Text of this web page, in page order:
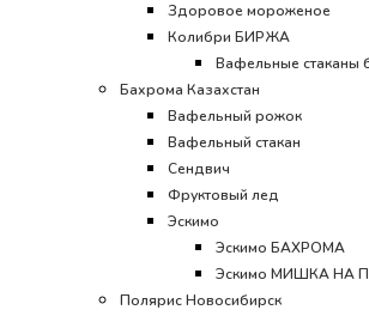
Здоровое мороженое
Колибри БИРЖА
Вафельные стаканы
Бахрома Казахстан
Вафельный рожок
Вафельный стакан
Сендвич
Фруктовый лед
Эскимо
Эскимо БАХРОМА
Эскимо МИШКА НА
Полярис Новосибирск